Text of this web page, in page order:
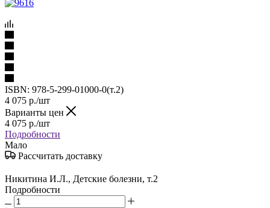
ISBN: 978-5-299-01000-0(т.2)
4 075 р./шт
Варианты цен
4 075 р./шт
Подробности
Мало
Рассчитать доставку
Никитина И.Л., Детские болезни, т.2
Подробности